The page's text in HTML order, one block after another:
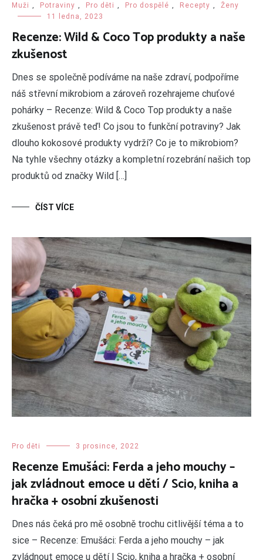
Muži , Potraviny , Pro děti , Pro dospělé , Recepty ,
Ženy
11 ledna, 2023
Recenze: Wild & Coco Top produkty a naše
zkušenost
Dnes se společně podíváme na naše zdraví, podpoříme
náš střevní mikrobiom a zároveň rozehrajeme chuťové
pohárky – Recenze: Wild & Coco Top produkty a naše
zkušenost právě teď! Co jsou to funkční potraviny? Jak
dlouho kokosové produkty vydrží? Co je to mikrobiom?
Na tyhle všechny otázky a kompletní rozebrání našich top
produktů od značky Wild […]
ČÍST VÍCE
Pro děti 3 prosince, 2022
Recenze Emušáci: Ferda a jeho mouchy –
jak zvládnout emoce u dětí / Scio, kniha a
hračka + osobní zkušenosti
Dnes nás čeká pro mě osobně trochu citlivější téma a to
sice – Recenze: Emušáci: Ferda a jeho mouchy – jak
zvládnout emoce u dětí | Scio, kniha a hračka + osobní